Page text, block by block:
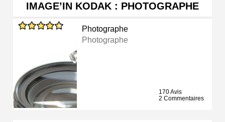
IMAGE’IN KODAK : PHOTOGRAPHE
Photographe
Photographe
170 Avis
2 Commentaires